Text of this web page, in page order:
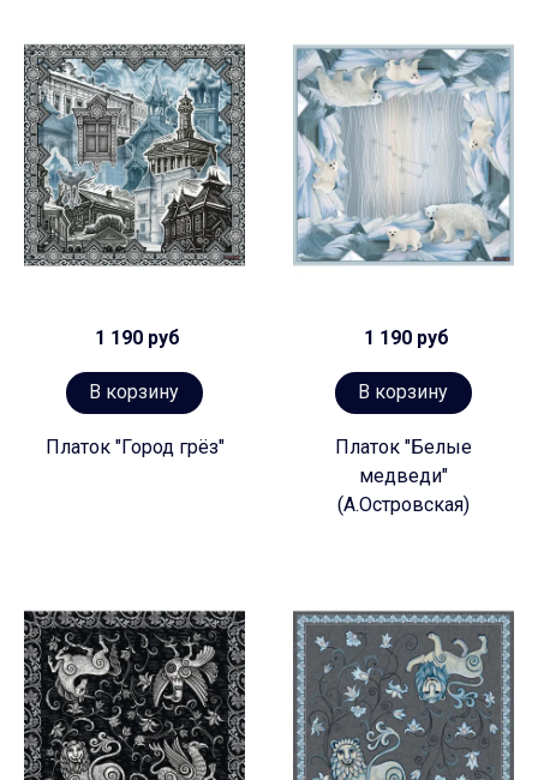
1 190 руб
В корзину
Платок "Город грёз"
1 190 руб
В корзину
Платок "Белые
медведи"
(А.Островская)